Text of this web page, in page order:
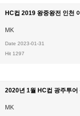
MK
Date 2023-01-31
Hit 1297
MK